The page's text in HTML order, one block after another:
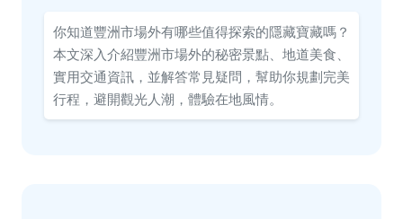
你知道豐洲市場外有哪些值得探索的隱藏寶藏嗎？
本文深入介紹豐洲市場外的秘密景點、地道美食、
實用交通資訊，並解答常見疑問，幫助你規劃完美
行程，避開觀光人潮，體驗在地風情。